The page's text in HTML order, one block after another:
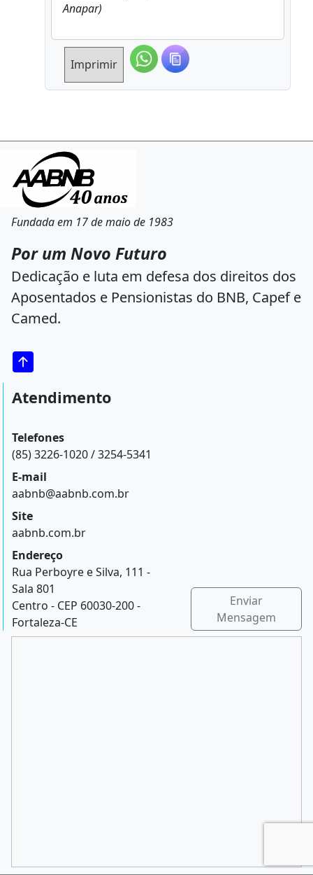
Anapar)
Imprimir
Fundada em 17 de maio de 1983
Por um Novo Futuro
Dedicação e luta em defesa dos direitos dos
Aposentados e Pensionistas do BNB, Capef e
Camed.
Atendimento
Telefones
(85) 3226-1020 / 3254-5341
E-mail
aabnb@aabnb.com.br
Site
aabnb.com.br
Endereço
Rua Perboyre e Silva, 111 -
Sala 801
Centro - CEP 60030-200 -
Fortaleza-CE
Enviar
Mensagem